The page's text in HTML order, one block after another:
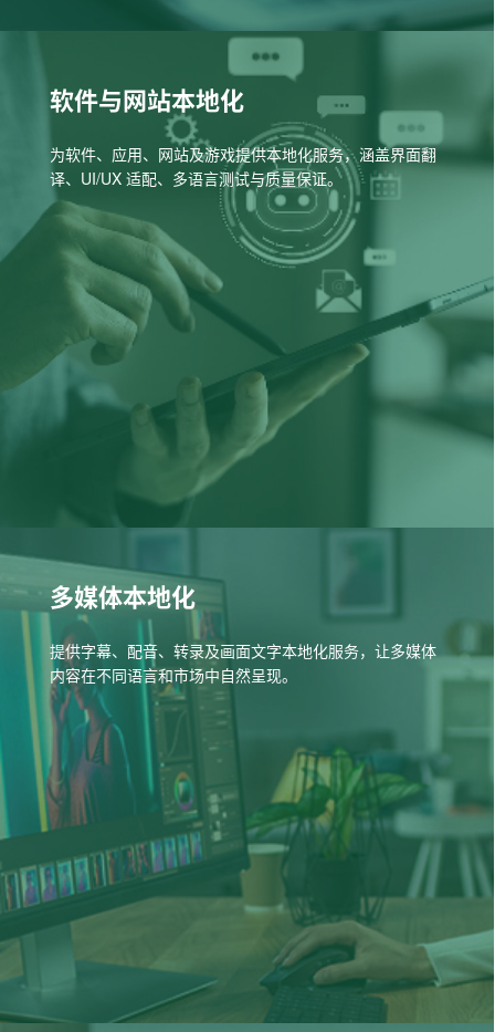
软件与网站本地化
为软件、应用、网站及游戏提供本地化服务，涵盖界面翻
译、UI/UX 适配、多语言测试与质量保证。
多媒体本地化
提供字幕、配音、转录及画面文字本地化服务，让多媒体
内容在不同语言和市场中自然呈现。